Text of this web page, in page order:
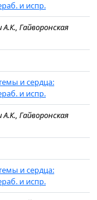
и испр.
Гайворонская
и сердца:
и испр.
Гайворонская
и сердца:
и испр.